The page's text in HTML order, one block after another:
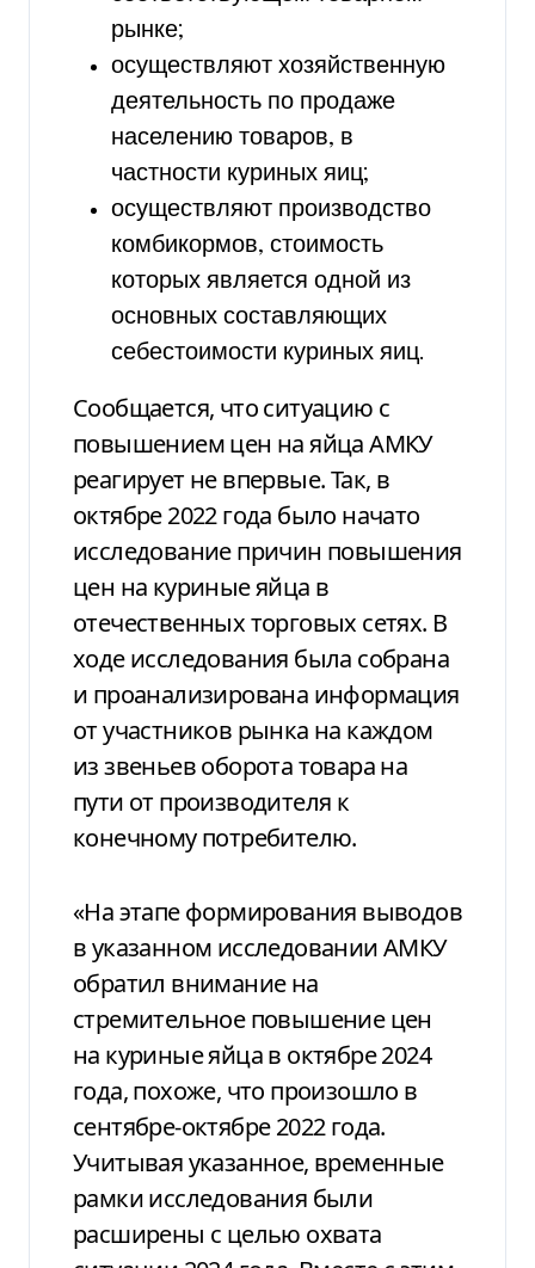
рынке;
осуществляют хозяйственную
деятельность по продаже
населению товаров, в
частности куриных яиц;
осуществляют производство
комбикормов, стоимость
которых является одной из
основных составляющих
себестоимости куриных яиц.
Сообщается, что ситуацию с
повышением цен на яйца АМКУ
реагирует не впервые. Так, в
октябре 2022 года было начато
исследование причин повышения
цен на куриные яйца в
отечественных торговых сетях. В
ходе исследования была собрана
и проанализирована информация
от участников рынка на каждом
из звеньев оборота товара на
пути от производителя к
конечному потребителю.
«На этапе формирования выводов
в указанном исследовании АМКУ
обратил внимание на
стремительное повышение цен
на куриные яйца в октябре 2024
года, похоже, что произошло в
сентябре-октябре 2022 года.
Учитывая указанное, временные
рамки исследования были
расширены с целью охвата